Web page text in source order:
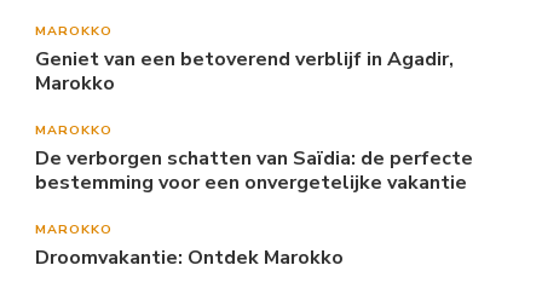
MAROKKO
Geniet van een betoverend verblijf in Agadir,
Marokko
MAROKKO
De verborgen schatten van Saïdia: de perfecte
bestemming voor een onvergetelijke vakantie
MAROKKO
Droomvakantie: Ontdek Marokko